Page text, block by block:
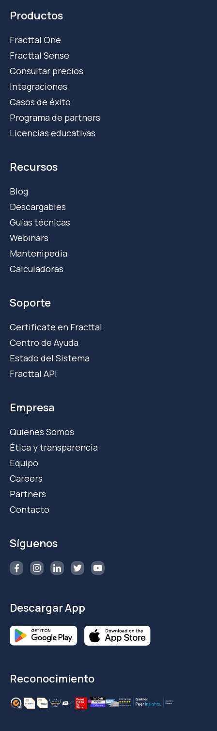
Productos
Fracttal One
Fracttal Sense
Consultar precios
Integraciones
Casos de éxito
Programa de partners
Licencias educativas
Recursos
Blog
Descargables
Guías técnicas
Webinars
Mantenipedia
Calculadoras
Soporte
Certifícate en Fracttal
Centro de Ayuda
Estado del Sistema
Fracttal API
Empresa
Quienes Somos
Ética y transparencia
Equipo
Careers
Partners
Contacto
Síguenos
Descargar App
Reconocimiento